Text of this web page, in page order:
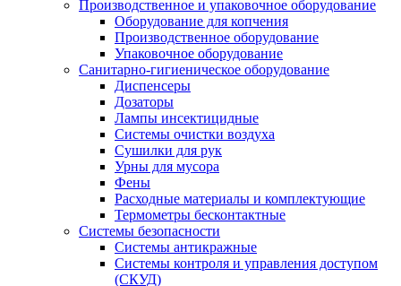
Производственное и упаковочное оборудование
Оборудование для копчения
Производственное оборудование
Упаковочное оборудование
Санитарно-гигиеническое оборудование
Диспенсеры
Дозаторы
Лампы инсектицидные
Системы очистки воздуха
Сушилки для рук
Урны для мусора
Фены
Расходные материалы и комплектующие
Термометры бесконтактные
Системы безопасности
Системы антикражные
Системы контроля и управления доступом
(СКУД)